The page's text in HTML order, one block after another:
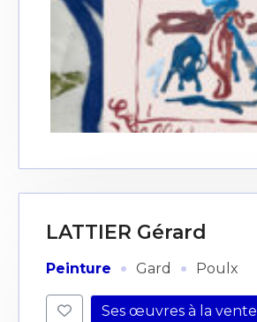
LATTIER Gérard
Peinture · Gard · Poulx
Ses œuvres à la vente